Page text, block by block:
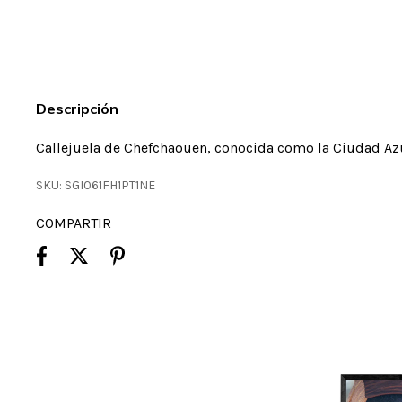
Descripción
Callejuela de Chefchaouen, conocida como la Ciudad
SKU: SGI061FH1PT1NE
COMPARTIR